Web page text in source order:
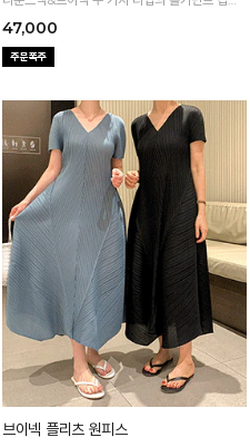
47,000
브이넥 플리츠 원피스